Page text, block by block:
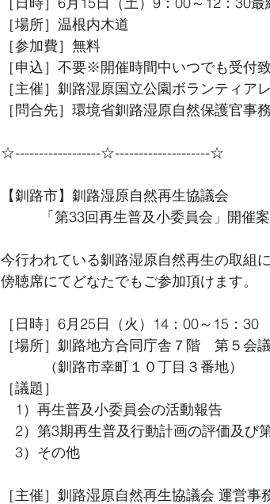
［場所］温根内木道
［参加費］無料
［申込］不要※開催時間中いつでも受付
［主催］釧路湿原国立公園ボランティア
［問合先］環境省釧路湿原自然保護官事
☆------------------☆--------------------☆
【釧路市】釧路湿原自然再生協議会
「第33回再生普及小委員会」開催
今行われている釧路湿原自然再生の取組
傍聴席にてどなたでもご参加頂けます。
［日時］6月25日（火）14：00～15：30
［場所］釧路地方合同庁舎７階　第５会
（釧路市幸町１０丁目３番地）
［議題］
1）再生普及小委員会の活動報告
2）第3期再生普及行動計画の評価及び
3）その他
［主催］釧路湿原自然再生協議会 運営事